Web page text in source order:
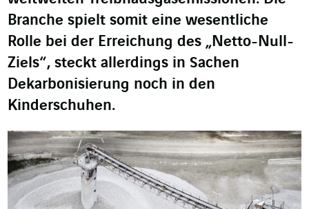
Branche spielt somit eine wesentliche
Rolle bei der Erreichung des „Netto-Null-
Ziels“, steckt allerdings in Sachen
Dekarbonisierung noch in den
Kinderschuhen.